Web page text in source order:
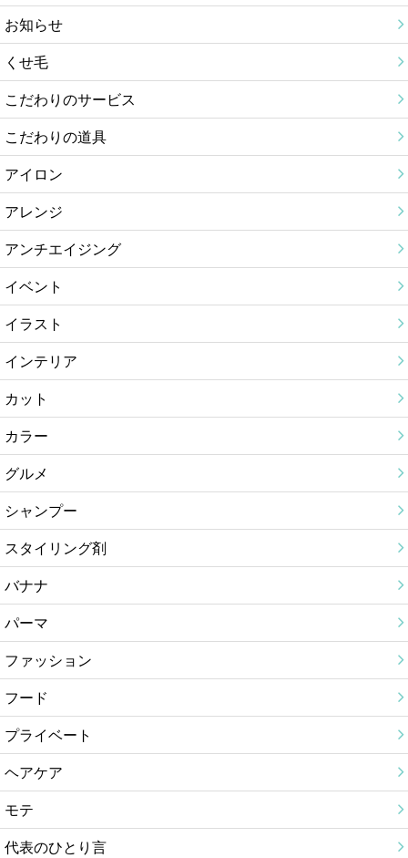
お知らせ
くせ毛
こだわりのサービス
こだわりの道具
アイロン
アレンジ
アンチエイジング
イベント
イラスト
インテリア
カット
カラー
グルメ
シャンプー
スタイリング剤
バナナ
パーマ
ファッション
フード
プライベート
ヘアケア
モテ
代表のひとり言